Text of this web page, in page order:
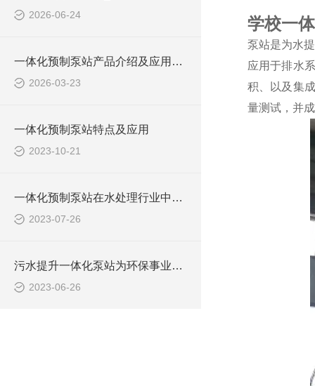
2026-06-24
一体化预制泵站产品介绍及应用范围
2026-03-23
一体化预制泵站特点及应用
2023-10-21
一体化预制泵站在水处理行业中的应用
2023-07-26
污水提升一体化泵站为环保事业做出了哪些贡献？
2023-06-26
学校一
泵站是为水
应用于排水
积、以及集
量测试，并